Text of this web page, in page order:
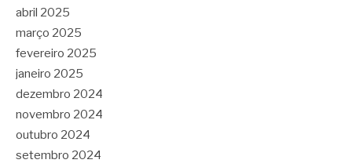
abril 2025
março 2025
fevereiro 2025
janeiro 2025
dezembro 2024
novembro 2024
outubro 2024
setembro 2024